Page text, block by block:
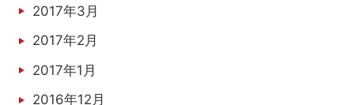
2017年3月
2017年2月
2017年1月
2016年12月